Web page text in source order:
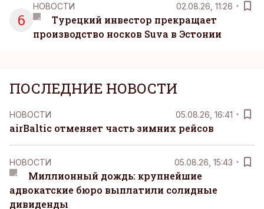
6
НОВОСТИ 02.08.26, 11:26
Турецкий инвестор прекращает
производство носков Suva в Эстонии
ПОСЛЕДНИЕ НОВОСТИ
НОВОСТИ 05.08.26, 16:41
airBaltic отменяет часть зимних рейсов
НОВОСТИ 05.08.26, 15:43
Миллионный дождь: крупнейшие
адвокатские бюро выплатили солидные
дивиденды